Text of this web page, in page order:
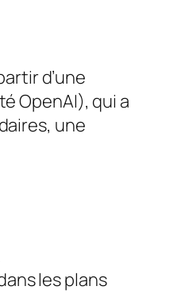
d’une
OpenAI), qui a
une
les plans